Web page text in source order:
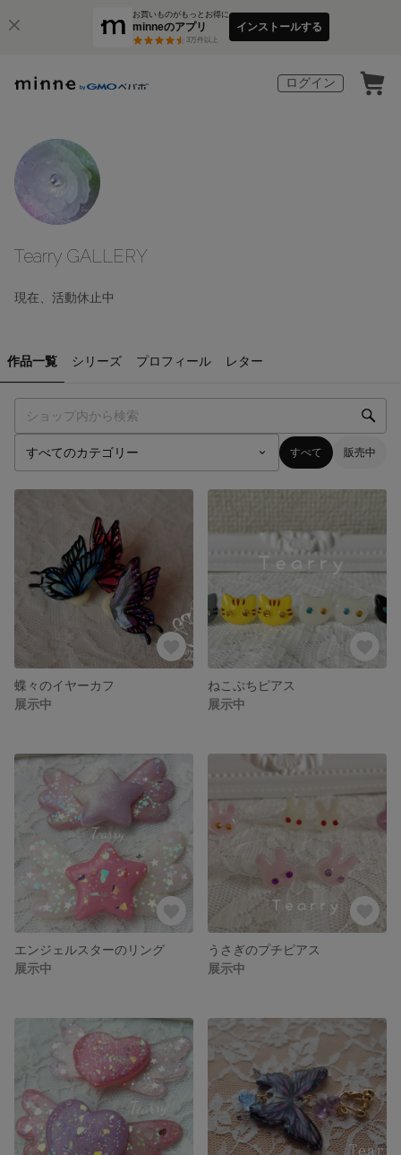
お買いものがもっとお得に
minneのアプリ
3万件以上
インストールする
ログイン
Tearry GALLERY
現在、活動休止中
作品一覧 シリーズ プロフィール レター
すべて 販売中
蝶々のイヤーカフ
展示中
ねこぷちピアス
展示中
エンジェルスターのリング
展示中
うさぎのプチピアス
展示中